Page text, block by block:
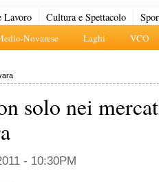
Novarese Laghi VCO
Lavoro Cultura e Spettacolo
solo nei
- 10:30PM